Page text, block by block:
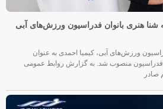
هنری بانوان فدراسیون ورزش‌های آبی
ورزش‌های آبی، کیمیا احمدی به عنوان
منصوب شد. به گزارش روابط عمومی